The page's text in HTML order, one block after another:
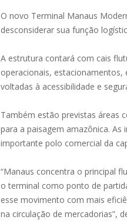
O novo Terminal Manaus
desconsiderar sua função
A estrutura contará com cais
operacionais,
voltadas à acessibilidade e
Também estão previstas áreas
para a paisagem amazônica.
importante polo comercial da
“Manaus concentra o principal
o terminal como ponto de
esse movimento com mais
na circulação de mercadorias”,